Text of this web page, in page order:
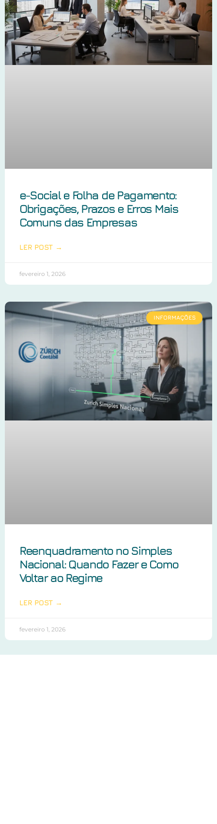
e-Social e Folha de Pagamento:
Obrigações, Prazos e Erros Mais
Comuns das Empresas
LER POST →
fevereiro 1, 2026
INFORMAÇÕES
Reenquadramento no Simples
Nacional: Quando Fazer e Como
Voltar ao Regime
LER POST →
fevereiro 1, 2026